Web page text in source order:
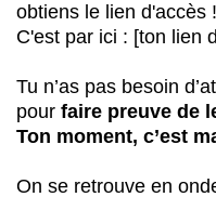
obtiens le lien d'accès !
C'est par ici : [ton lien
Tu n’as pas besoin
pour faire preuve de
Ton moment, c’est
On se retrouve en